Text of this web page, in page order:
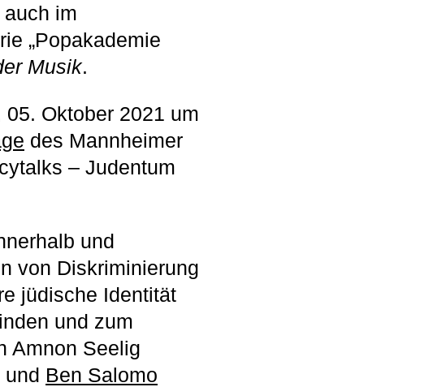
im
„Popakademie
Musik.
Oktober 2021 um
des Mannheimer
– Judentum
und
von Diskriminierung
jüdische Identität
und zum
Amnon Seelig
und Ben Salomo